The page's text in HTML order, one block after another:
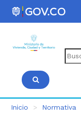
Inicio Normativa